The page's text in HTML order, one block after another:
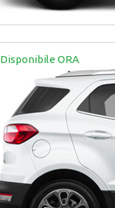
Disponibile ORA